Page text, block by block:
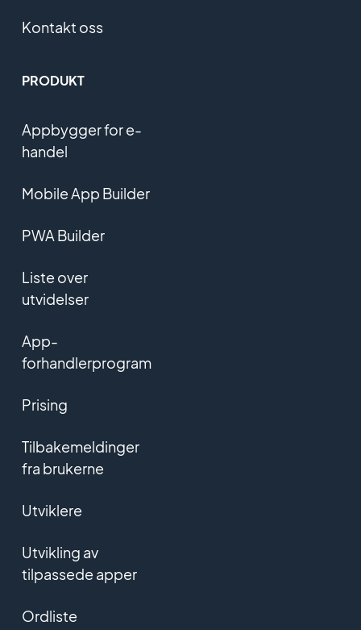
Kontakt oss
PRODUKT
Appbygger for e-
handel
Mobile App Builder
PWA Builder
Liste over
utvidelser
App-
forhandlerprogram
Prising
Tilbakemeldinger
fra brukerne
Utviklere
Utvikling av
tilpassede apper
Ordliste